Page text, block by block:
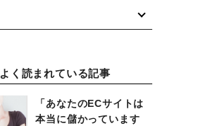
よく読まれている記事
「あなたのECサイトは
本当に儲かっています